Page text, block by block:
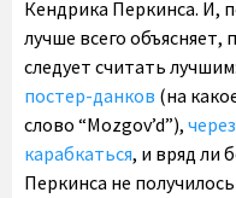
Кендрика Перкинса. И,
лучше всего
следует считать лучшим:
постер-данков (на
слово “Mozgov’d”),
карабкаться, и вряд ли
Перкинса не